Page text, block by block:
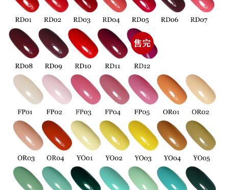
【「AFTEE先享後付」結帳流程】
１．於結帳方式選擇「AFTEE先享後付」後，將跳轉至「AFTEE先享後付」
２．訂單成立數日內，您將收到繳費通知簡訊。
３．收到繳費通知簡訊後14天內，點擊此簡訊中的連結，可透過四大超商／
ATM／網路銀行／等多元方式進行付款，方視為交易完成。
※ 請注意：結帳手續完成當下不需立刻繳費，但若您需要取消訂單，請聯絡
購買商品的店家。未經商家同意取消之訂單仍視為有效，需透過AFTEE先享
後付繳納相關費用。
※ 交易是否成功請以「AFTEE先享後付 」之結帳頁面顯示為準，若有關於
是否繳費成功／繳費後需取消欲退款等相關疑問，請聯繫「AFTEE先享後付
客戶支援中心」
https://netprotections.freshdesk.com/support/home
【注意事項】
１．透過由恩沛科技股份有限公司提供之「AFTEE先享後付」服務完成之交
易，需依本服務之必要範圍內提供個人資料，並將交易相關給付款項請求債
權轉讓予恩沛科技股份有限公司。
２．關於個人資料處理事宜，請瀏覽以下網址：
https://aftee.tw/terms/#terms3
３．未成年的使用者請事先徵得法定代理人或監護人之同意方可使用
全家付款取貨
每筆NT$60，滿NT$499(含以上)免運費
7-11付款取貨
每筆NT$60，滿NT$699(含以上)免運費
宅配
每筆NT$100，滿NT$699(含以上)免運費
離島宅配
每筆NT$150，滿NT$3,500(含以上)免運費
宅配貨到付款
每筆NT$150，滿NT$3,500(含以上)免運費
海外宅配 查看運費